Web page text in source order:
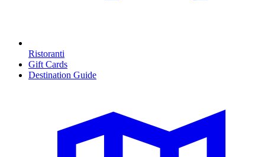
Ristoranti
Gift Cards
Destination Guide